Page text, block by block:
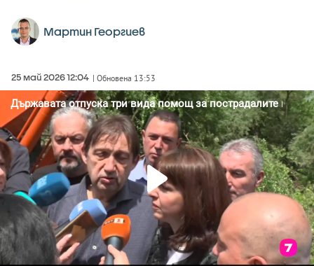
Мартин Георгиев
25 май 2026 12:04 | Обновена 13:53